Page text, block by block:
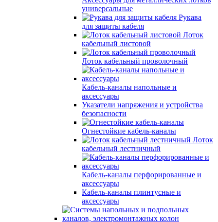
универсальные
Рукава
для защиты кабеля
Лоток
кабельный листовой
Лоток кабельный проволочный
Кабель-каналы напольные и
аксессуары
Указатели напряжения и устройства
безопасности
Огнестойкие кабель-каналы
Лоток
кабельный лестничный
Кабель-каналы перфорированные и
аксессуары
Кабель-каналы плинтусные и
аксессуары